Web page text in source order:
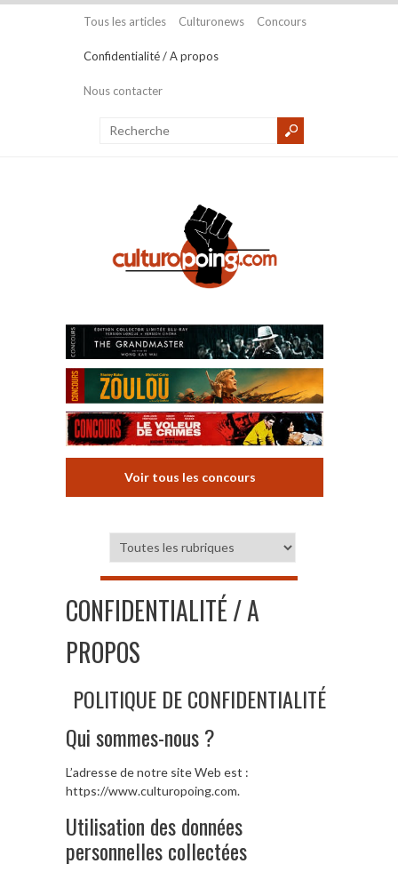
Tous les articles Culturonews Concours
Confidentialité / A propos
Nous contacter
Voir tous les concours
CONFIDENTIALITÉ / A
PROPOS
POLITIQUE DE CONFIDENTIALITÉ
Qui sommes-nous ?
L’adresse de notre site Web est :
https://www.culturopoing.com.
Utilisation des données
personnelles collectées